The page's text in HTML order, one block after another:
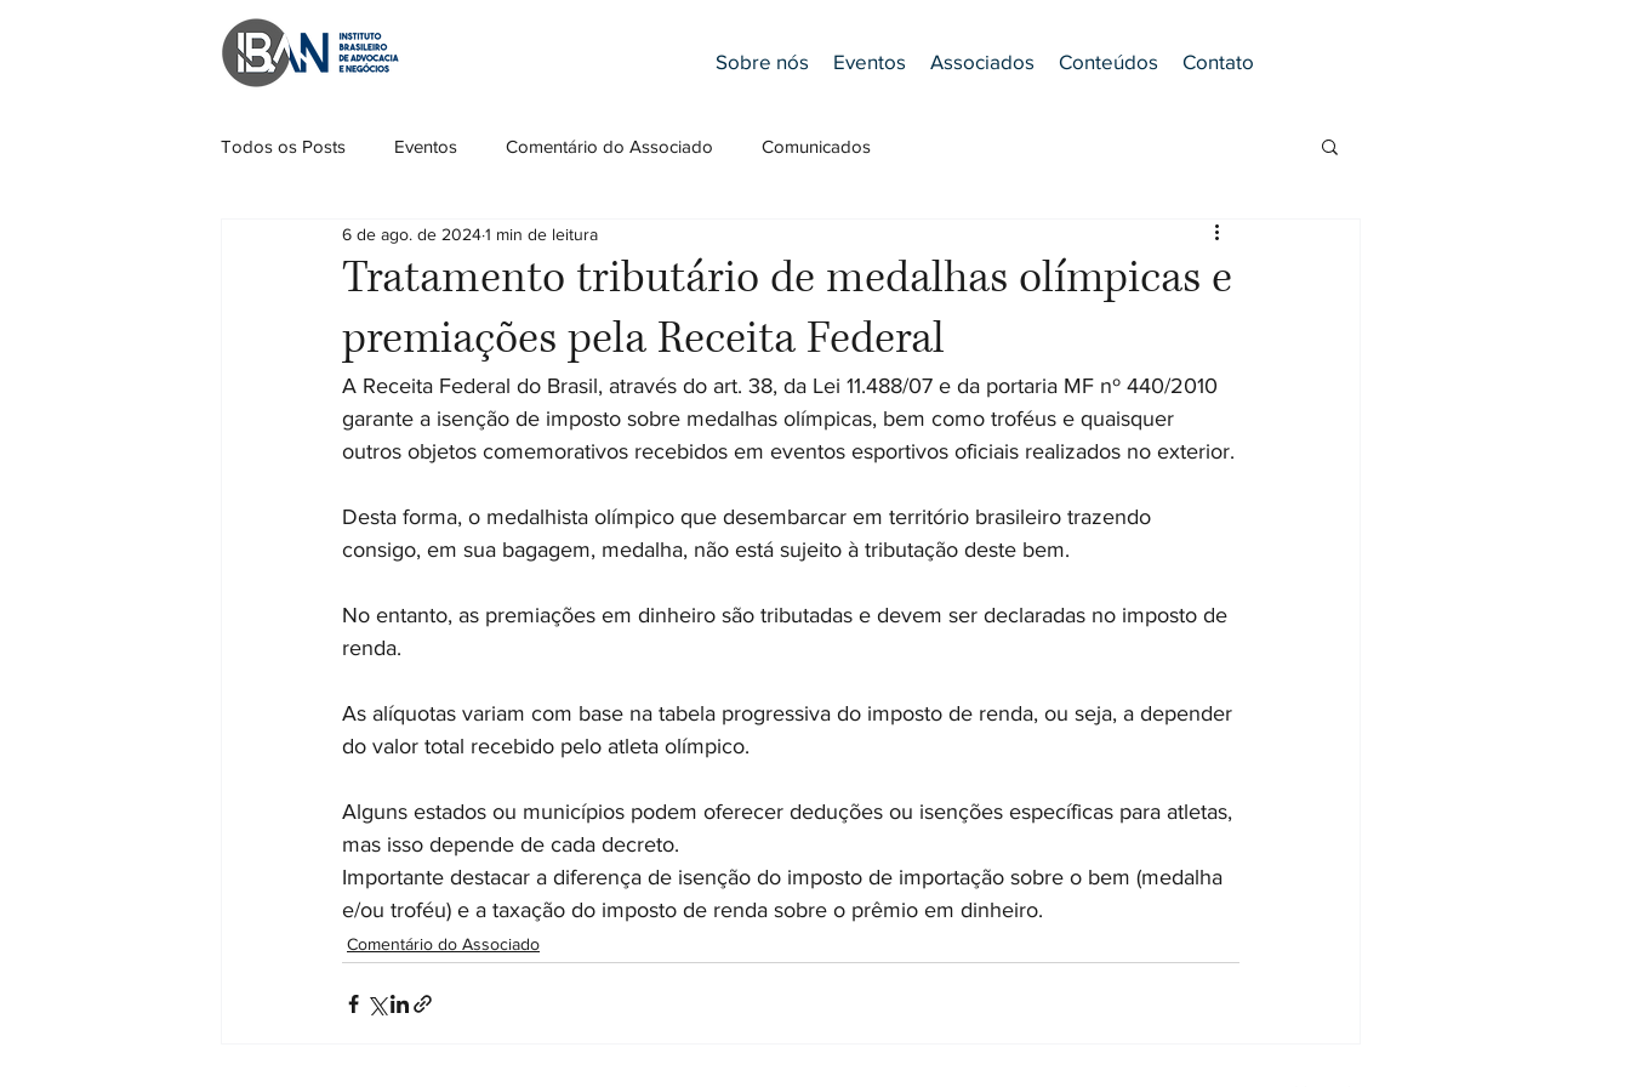
Sobre nós Eventos Associados Conteúdos Contato
Todos os Posts Eventos Comentário do Associado Comunicados
Tratamento tributário de medalhas olímpicas e
premiações pela Receita Federal
6 de ago. de 20241 min de leitura
A Receita Federal do Brasil, através do art. 38, da Lei 11.488/07 e da portaria MF nº 440/2010
garante a isenção de imposto sobre medalhas olímpicas, bem como troféus e quaisquer
outros objetos comemorativos recebidos em eventos esportivos oficiais realizados no exterior.
Desta forma, o medalhista olímpico que desembarcar em território brasileiro trazendo
consigo, em sua bagagem, medalha, não está sujeito à tributação deste bem.
No entanto, as premiações em dinheiro são tributadas e devem ser declaradas no imposto de
renda.
As alíquotas variam com base na tabela progressiva do imposto de renda, ou seja, a depender
do valor total recebido pelo atleta olímpico.
Alguns estados ou municípios podem oferecer deduções ou isenções específicas para atletas,
mas isso depende de cada decreto.
Importante destacar a diferença de isenção do imposto de importação sobre o bem (medalha
e/ou troféu) e a taxação do imposto de renda sobre o prêmio em dinheiro.
Comentário do Associado